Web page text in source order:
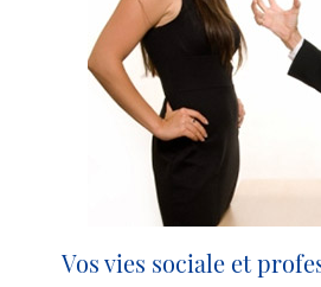
Vos vies sociale et